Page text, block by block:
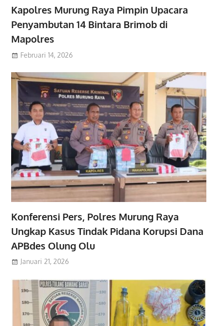
Kapolres Murung Raya Pimpin Upacara
Penyambutan 14 Bintara Brimob di
Mapolres
Februari 14, 2026
Konferensi Pers, Polres Murung Raya
Ungkap Kasus Tindak Pidana Korupsi Dana
APBdes Olung Olu
Januari 21, 2026